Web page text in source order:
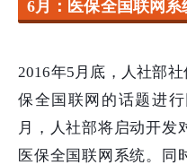
6月：医保全国联网
2016年5月底，人社部
保全国联网的话题进
月，人社部将启动开发
医保全国联网系统。同